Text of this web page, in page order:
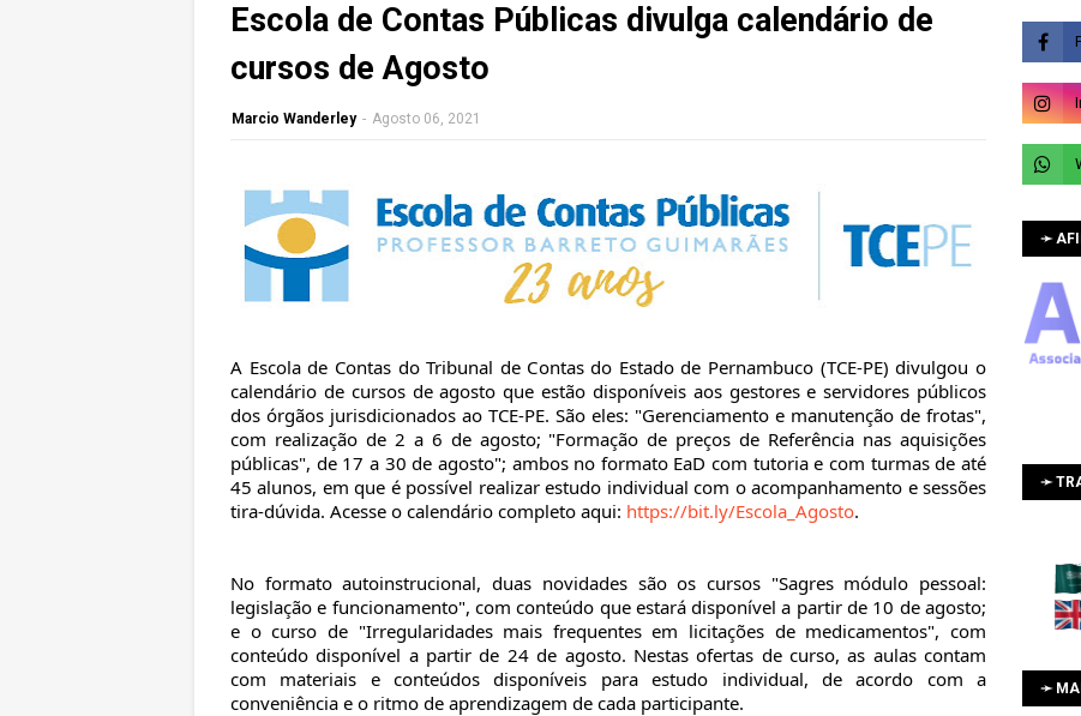
Escola de Contas Públicas divulga calendário de
cursos de Agosto
Marcio Wanderley - Agosto 06, 2021
A Escola de Contas do Tribunal de Contas do Estado de Pernambuco (TCE-PE) divulgou o
calendário de cursos de agosto que estão disponíveis aos gestores e servidores públicos
dos órgãos jurisdicionados ao TCE-PE. São eles: "Gerenciamento e manutenção de frotas",
com realização de 2 a 6 de agosto; "Formação de preços de Referência nas aquisições
públicas", de 17 a 30 de agosto"; ambos no formato EaD com tutoria e com turmas de até
45 alunos, em que é possível realizar estudo individual com o acompanhamento e sessões
tira-dúvida. Acesse o calendário completo aqui: https://bit.ly/Escola_Agosto.
No formato autoinstrucional, duas novidades são os cursos "Sagres módulo pessoal:
legislação e funcionamento", com conteúdo que estará disponível a partir de 10 de agosto;
e o curso de "Irregularidades mais frequentes em licitações de medicamentos", com
conteúdo disponível a partir de 24 de agosto. Nestas ofertas de curso, as aulas contam
com materiais e conteúdos disponíveis para estudo individual, de acordo com a
conveniência e o ritmo de aprendizagem de cada participante.
➛
➛
➛